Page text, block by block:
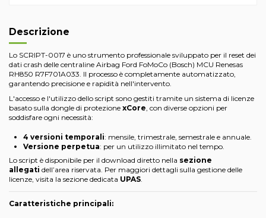
Descrizione
Lo SCRIPT-0017 è uno strumento professionale sviluppato per il reset dei
dati crash delle centraline Airbag Ford FoMoCo (Bosch) MCU Renesas
RH850 R7F701A033. Il processo è completamente automatizzato,
garantendo precisione e rapidità nell'intervento.
L'accesso e l'utilizzo dello script sono gestiti tramite un sistema di licenze
basato sulla dongle di protezione xCore, con diverse opzioni per
soddisfare ogni necessità:
4 versioni temporali: mensile, trimestrale, semestrale e annuale.
Versione perpetua: per un utilizzo illimitato nel tempo.
Lo script è disponibile per il download diretto nella sezione
allegati dell’area riservata. Per maggiori dettagli sulla gestione delle
licenze, visita la sezione dedicata UPAS.
Caratteristiche principali: